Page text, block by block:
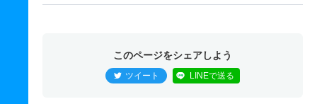
このページをシェアしよう
ツイート LINEで送る